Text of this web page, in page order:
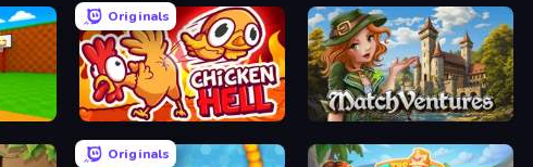
Originals
Chicken Hell MatchVentures
Originals